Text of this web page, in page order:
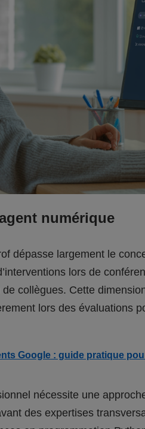
numérique
dépasse largement le
lors de
collègues. Cette
lors des évaluations
Google : guide pratique
nécessite une
des expertises